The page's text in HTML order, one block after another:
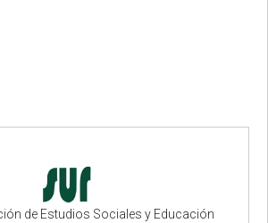
de Estudios Sociales y Educación